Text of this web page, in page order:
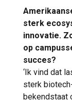
sterk
innovatie.
op
succes?
‘Ik vind dat
sterk
bekendstaat